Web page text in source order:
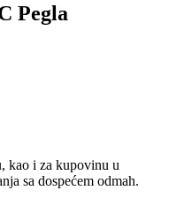
Pegla
kao i za kupovinu u
sa dospećem odmah.